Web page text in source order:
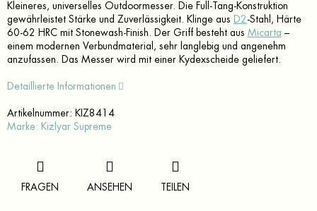
Kleineres, universelles Outdoormesser. Die Full-Tang-Konstruktion
gewährleistet Stärke und Zuverlässigkeit. Klinge aus
D2 -Stahl, Härte
60-62 HRC mit Stonewash-Finish. Der Griff besteht aus Micarta –
einem modernen Verbundmaterial, sehr langlebig und angenehm
anzufassen. Das Messer wird mit einer Kydexscheide geliefert.
Detaillierte Informationen
Artikelnummer: KIZ8414
Marke: Kizlyar Supreme
FRAGEN ANSEHEN TEILEN